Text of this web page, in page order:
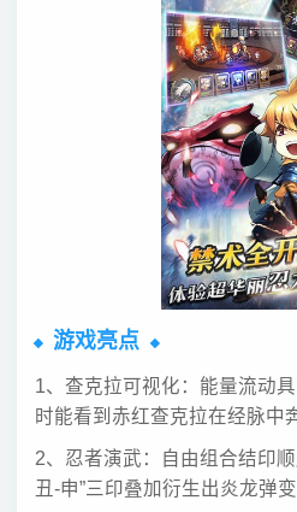
游戏亮点
1、查克拉可视化：能量流动
时能看到赤红查克拉在经脉中
2、忍者演武：自由组合结印
丑-申”三印叠加衍生出炎龙弹变